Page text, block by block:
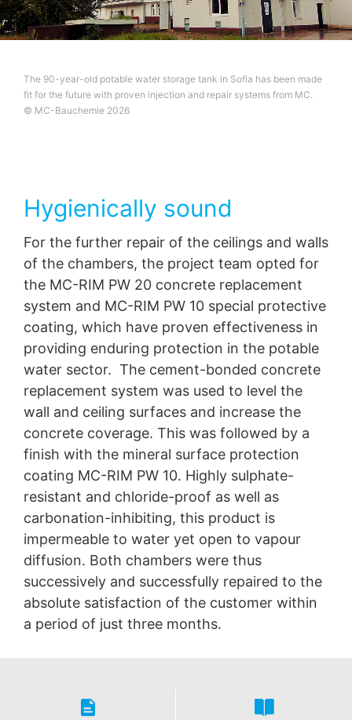
The 90-year-old potable water storage tank in Sofia has been made
fit for the future with proven injection and repair systems from MC.
© MC-Bauchemie 2026
Hygienically sound
For the further repair of the ceilings and walls
of the chambers, the project team opted for
the MC-RIM PW 20 concrete replacement
system and MC-RIM PW 10 special protective
coating, which have proven effectiveness in
providing enduring protection in the potable
water sector. The cement-bonded concrete
replacement system was used to level the
wall and ceiling surfaces and increase the
concrete coverage. This was followed by a
finish with the mineral surface protection
coating MC-RIM PW 10. Highly sulphate-
resistant and chloride-proof as well as
carbonation-inhibiting, this product is
impermeable to water yet open to vapour
diffusion. Both chambers were thus
successively and successfully repaired to the
absolute satisfaction of the customer within
a period of just three months.